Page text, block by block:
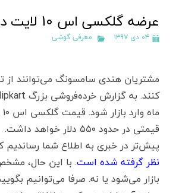
عرضه گلکسی اس 10 لایت در هند
۰۴ دی ۱۳۹۷ معرفی گوشی
قیمتی در حدود ۵۵۰ دلار خواهد داشت.
پیش‌تر در خبری به اطلاع شما رساندیم
نظر گرفته شده است
بازار می‌شود یا نه. صرفا می‌توانیم